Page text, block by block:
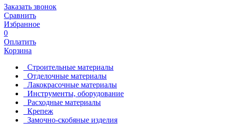
Заказать звонок
Сравнить
Избранное
0
Оплатить
Корзина
Строительные материалы
Отделочные материалы
Лакокрасочные материалы
Инструменты, оборудование
Расходные материалы
Крепеж
Замочно-скобяные изделия